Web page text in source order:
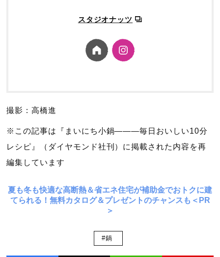
スタジオナッツ
撮影：高橋進
※この記事は『まいにち小鍋―――毎日おいしい10分
レシピ』（ダイヤモンド社刊）に掲載された内容を再
編集しています
夏も冬も快適な高断熱＆省エネ住宅が補助金でおトクに建
てられる！無料カタログ＆プレゼントのチャンスも＜PR
＞
#鍋